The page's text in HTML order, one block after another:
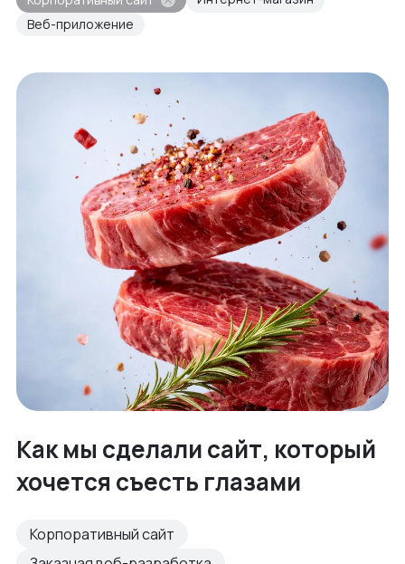
Веб-приложение
Как мы сделали сайт, который
хочется съесть глазами
Корпоративный сайт